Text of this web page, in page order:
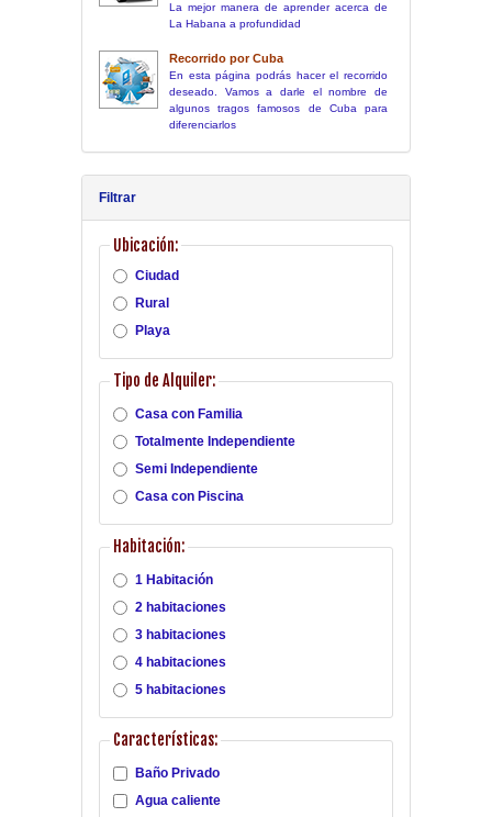
La mejor manera de aprender acerca de
La Habana a profundidad
Recorrido por Cuba
En esta página podrás hacer el recorrido
deseado. Vamos a darle el nombre de
algunos tragos famosos de Cuba para
diferenciarlos
Filtrar
Ubicación:
Ciudad
Rural
Playa
Tipo de Alquiler:
Casa con Familia
Totalmente Independiente
Semi Independiente
Casa con Piscina
Habitación:
1 Habitación
2 habitaciones
3 habitaciones
4 habitaciones
5 habitaciones
Características:
Baño Privado
Agua caliente